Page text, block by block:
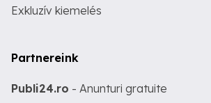
Exkluzív kiemelés
Partnereink
Publi24.ro - Anunturi gratuite